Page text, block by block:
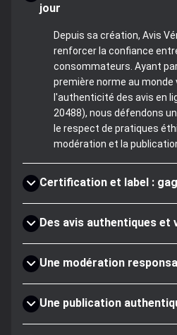
jour
Depuis sa création, Avis
renforcer la confiance
consommateurs. Ayant
première norme au
l'authenticité des avis en
20488), nous défendons
le respect de pratiques
modération et la
Certification et label :
Des avis authentiques et
Une modération
Une publication